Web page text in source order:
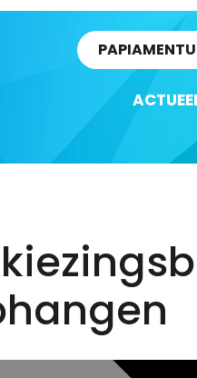
PAPIAMENTU